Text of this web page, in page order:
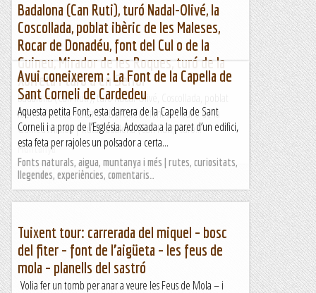
Badalona (Can Ruti), turó Nadal-Olivé, la
Coscollada, poblat ibèric de les Maleses,
Rocar de Donadéu, font del Cul o de la
Guineu, Mirador de les Roques, turó de la
Xorreta i turó d'en Seriol
Badalona (Can Ruti), turó Nadal-Olivé, Coscollada, poblat
ibèric Maleses, Rocar de Donadéu i font del Cul o de la
GuineuWikiloc | Ruta Badalona (Can Ruti), turó...
Muntanya
Avui coneixerem : La Font de la Capella de
Sant Corneli de Cardedeu
Aquesta petita Font, esta darrera de la Capella de Sant
Corneli i a prop de l’Església. Adossada a la paret d’un edifici,
esta feta per rajoles un polsador a certa...
Fonts naturals, aigua, muntanya i més | rutes, curiositats,
llegendes, experiències, comentaris…
Tuixent tour: carrerada del miquel – bosc
del fiter – font de l’aigüeta – les feus de
mola – planells del sastró
Volia fer un tomb per anar a veure les Feus de Mola – i